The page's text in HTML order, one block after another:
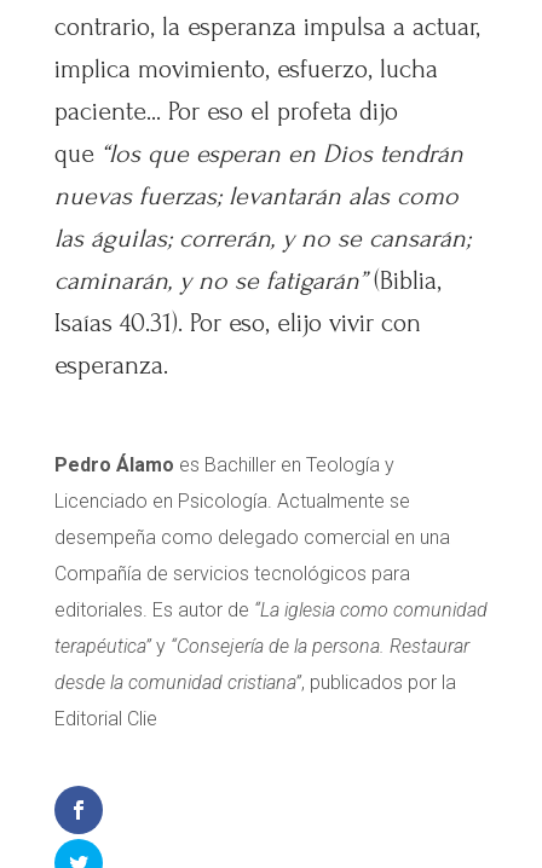
contrario, la esperanza impulsa a actuar,
implica movimiento, esfuerzo, lucha
paciente… Por eso el profeta dijo
que “los que esperan en Dios tendrán
nuevas fuerzas; levantarán alas como
las águilas; correrán, y no se cansarán;
caminarán, y no se fatigarán”(Biblia,
Isaías 40.31). Por eso, elijo vivir con
esperanza.
Pedro Álamo es Bachiller en Teología y
Licenciado en Psicología. Actualmente se
desempeña como delegado comercial en una
Compañía de servicios tecnológicos para
editoriales. Es autor de “La iglesia como comunidad
terapéutica”y “Consejería de la persona. Restaurar
desde la comunidad cristiana”, publicados por la
Editorial Clie